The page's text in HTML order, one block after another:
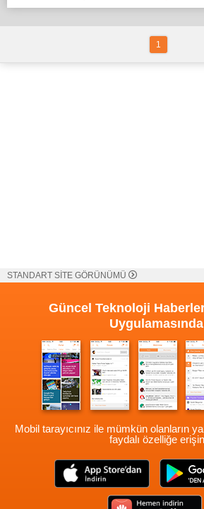
1
STANDART SİTE GÖRÜNÜMÜ
Güncel Teknoloji
Mobil tarayıcınız ile mümkün olanların
faydalı özelliğe